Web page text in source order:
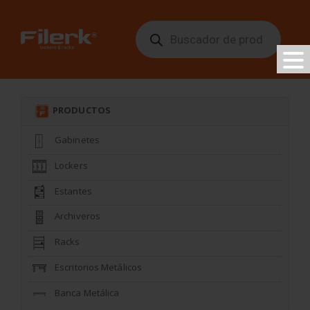
Búsqueda
de
productos
PRODUCTOS
Gabinetes
Lockers
Estantes
Archiveros
Racks
Escritorios Metálicos
Banca Metálica